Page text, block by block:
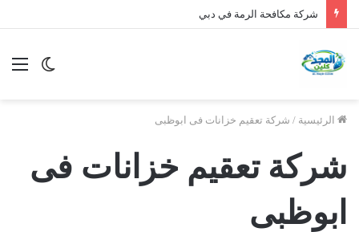
شركة مكافحة الرمة في دبي
الوضع
الرئيسية / شركة تعقيم خزانات فى ابوظبى
شركة تعقيم خزانات فى
ابوظبى